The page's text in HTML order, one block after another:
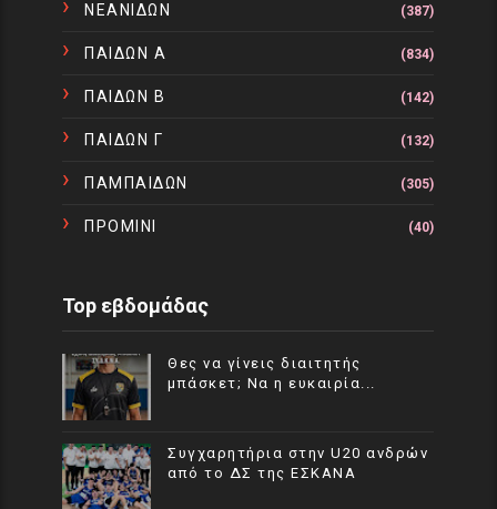
ΝΕΑΝΙΔΩΝ (387)
ΠΑΙΔΩΝ Α (834)
ΠΑΙΔΩΝ Β (142)
ΠΑΙΔΩΝ Γ (132)
ΠΑΜΠΑΙΔΩΝ (305)
ΠΡΟΜΙΝΙ (40)
Top εβδομάδας
Θες να γίνεις διαιτητής
μπάσκετ; Να η ευκαιρία...
Συγχαρητήρια στην U20 ανδρών
από το ΔΣ της ΕΣΚΑΝΑ